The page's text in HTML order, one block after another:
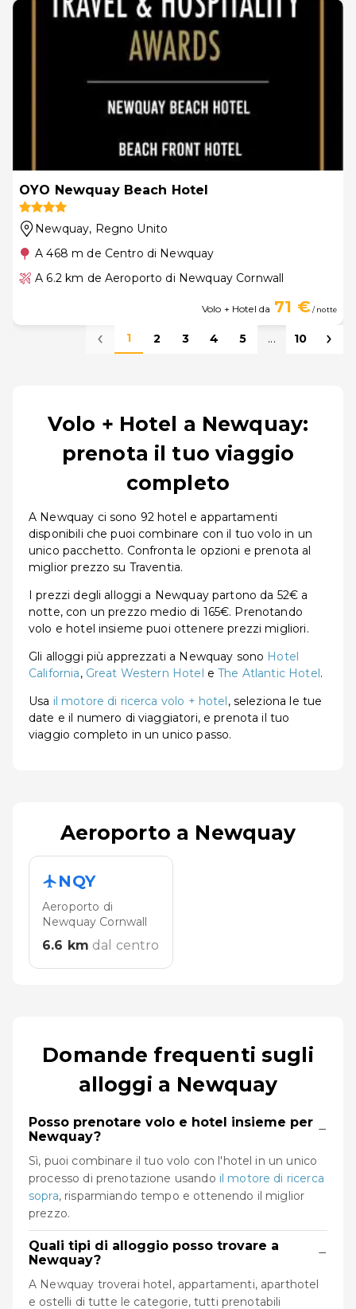
OYO Newquay Beach Hotel
Newquay, Regno Unito
A 468 m de Centro di Newquay
A 6.2 km de Aeroporto di Newquay Cornwall
Volo + Hotel da 71 €/ notte
1 2 3 4 5 ... 10
Volo + Hotel a Newquay:
prenota il tuo viaggio
completo
A Newquay ci sono 92 hotel e appartamenti
disponibili che puoi combinare con il tuo volo in un
unico pacchetto. Confronta le opzioni e prenota al
miglior prezzo su Traventia.
I prezzi degli alloggi a Newquay partono da 52€ a
notte, con un prezzo medio di 165€. Prenotando
volo e hotel insieme puoi ottenere prezzi migliori.
Gli alloggi più apprezzati a Newquay sono Hotel
California, Great Western Hotel eThe Atlantic Hotel.
Usa il motore di ricerca volo + hotel, seleziona le tue
date e il numero di viaggiatori, e prenota il tuo
viaggio completo in un unico passo.
Aeroporto a Newquay
NQY
Aeroporto di
Newquay Cornwall
6.6 km dal centro
Domande frequenti sugli
alloggi a Newquay
Posso prenotare volo e hotel insieme per
Newquay?
−
Sì, puoi combinare il tuo volo con l'hotel in un unico
processo di prenotazione usando il motore di ricerca
sopra, risparmiando tempo e ottenendo il miglior
prezzo.
Quali tipi di alloggio posso trovare a
Newquay?
−
A Newquay troverai hotel, appartamenti, aparthotel
e ostelli di tutte le categorie, tutti prenotabili